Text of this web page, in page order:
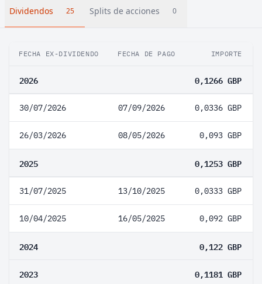
Dividendos 25 Splits de acciones 0
FECHA EX-DIVIDENDO FECHA DE PAGO IMPORTE
2026 0,1266 GBP
30/07/2026 07/09/2026 0,0336 GBP
26/03/2026 08/05/2026 0,093 GBP
2025 0,1253 GBP
31/07/2025 13/10/2025 0,0333 GBP
10/04/2025 16/05/2025 0,092 GBP
2024 0,122 GBP
2023 0,1181 GBP